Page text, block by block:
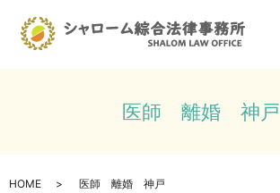
医師 離婚 神戸
HOME 医師 離婚 神戸